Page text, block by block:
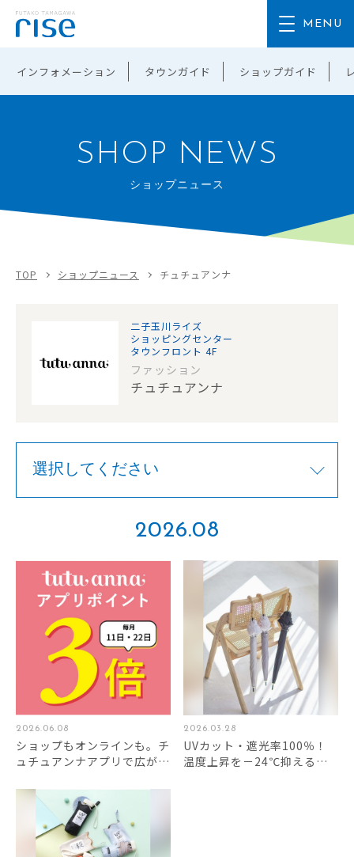
インフォメーション タウンガイド ショップガイド
SHOP NEWS
ショップニュース
TOP ショップニュース チュチュアンナ
二子玉川ライズ
ショッピングセンター
タウンフロント 4F
ファッション
チュチュアンナ
2026.08
2026.06.08
ショップもオンラインも。チ
ュチュアンナアプリで広が
2026.03.28
UVカット・遮光率100％！
温度上昇を－24℃抑える涼